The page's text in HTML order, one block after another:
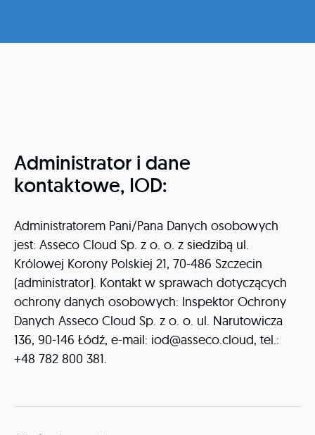
Administrator i dane
kontaktowe, IOD:
Administratorem Pani/Pana Danych osobowych
jest: Asseco Cloud Sp. z o. o. z siedzibą ul.
Królowej Korony Polskiej 21, 70-486 Szczecin
(administrator). Kontakt w sprawach dotyczących
ochrony danych osobowych: Inspektor Ochrony
Danych Asseco Cloud Sp. z o. o. ul. Narutowicza
136, 90-146 Łódź, e-mail: iod@asseco.cloud, tel.:
+48 782 800 381.